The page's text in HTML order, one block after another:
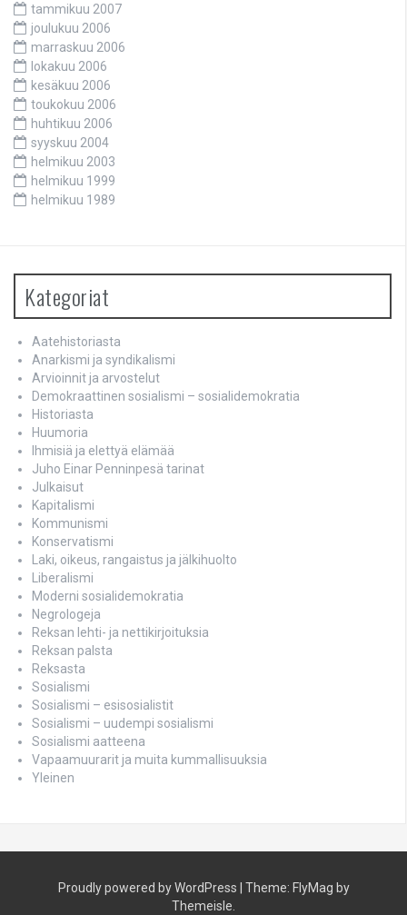
tammikuu 2007
joulukuu 2006
marraskuu 2006
lokakuu 2006
kesäkuu 2006
toukokuu 2006
huhtikuu 2006
syyskuu 2004
helmikuu 2003
helmikuu 1999
helmikuu 1989
Kategoriat
Aatehistoriasta
Anarkismi ja syndikalismi
Arvioinnit ja arvostelut
Demokraattinen sosialismi – sosialidemokratia
Historiasta
Huumoria
Ihmisiä ja elettyä elämää
Juho Einar Penninpesä tarinat
Julkaisut
Kapitalismi
Kommunismi
Konservatismi
Laki, oikeus, rangaistus ja jälkihuolto
Liberalismi
Moderni sosialidemokratia
Negrologeja
Reksan lehti- ja nettikirjoituksia
Reksan palsta
Reksasta
Sosialismi
Sosialismi – esisosialistit
Sosialismi – uudempi sosialismi
Sosialismi aatteena
Vapaamuurarit ja muita kummallisuuksia
Yleinen
Proudly powered by WordPress | Theme: FlyMag by
Themeisle.